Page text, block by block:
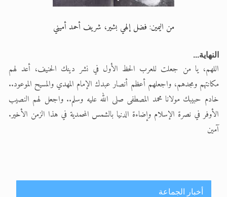
من اليمين: فضل إلهي بشير، شريف أحمد أميني
النهاية...
اللهم، يا من جعلت للعرب الحظ الأول في نشر دينك الحنيف، أعد لهم
مكانتهم ومجدهم، واجعلهم أعظم أنصار عبدك الإمام المهدي والمسيح الموعود..
خادم حبيبك مولانا محمد المصطفى صلى الله عليه وسلم.. واجعل لهم النصيب
الأوفر في نصرة الإسلام وإضاءة الدنيا بالشمس المحمدية في هذا الزمن الأخير.
آمين
أخبار الجماعة